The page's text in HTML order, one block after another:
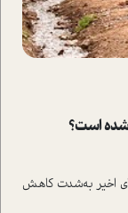
شده است؟
اخیر به‌شدت کاهش